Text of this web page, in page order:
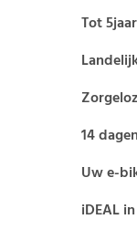
Tot
14
Uw e-
iDEAL